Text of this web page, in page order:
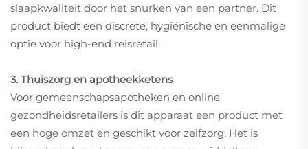
slaapkwaliteit door het snurken van een partner. Dit
product biedt een discrete, hygiënische en eenmalige
optie voor high-end reisretail.
3. Thuiszorg en apotheekketens
Voor gemeenschapsapotheken en online
gezondheidsretailers is dit apparaat een product met
een hoge omzet en geschikt voor zelfzorg. Het is